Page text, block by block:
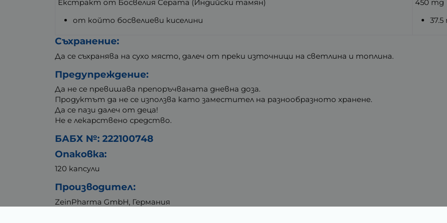
Екстракт от Босвелия Серата (Индийски тамян)
от който босвелиеви киселини
450 mg
37.5
Съхранение:
Да се съхранява на сухо място, далеч от преки източници на светлина и топлина.
Предупреждение:
Да не се превишава препоръчваната дневна доза.
Продуктът да не се използва като заместител на разнообразното хранене.
Да се пази далеч от деца!
Не е лекарствено средство.
БАБХ №: 222100748
Опаковка:
120 капсули
Производител:
ZeinPharma GmbH, Германия